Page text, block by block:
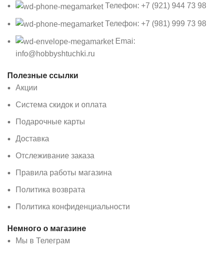
Телефон: +7 (921) 944 73 98
Телефон: +7 (981) 999 73 98
Emai:
info@hobbyshtuchki.ru
Полезные ссылки
Акции
Система скидок и оплата
Подарочные карты
Доставка
Отслеживание заказа
Правила работы магазина
Политика возврата
Политика конфиденциальности
Немного о магазине
Мы в Телеграм